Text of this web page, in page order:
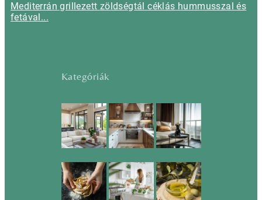
Mediterrán grillezett zöldségtál céklás hummusszal és
fetával...
Kategóriák